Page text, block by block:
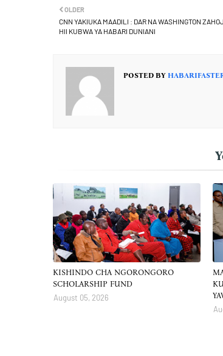
OLDER
CNN YAKIUKA MAADILI : DAR NA WASHINGTON
HII KUBWA YA HABARI DUNIANI
POSTED BY
KISHINDO CHA NGORONGORO
SCHOLARSHIP FUND
August 05, 2026